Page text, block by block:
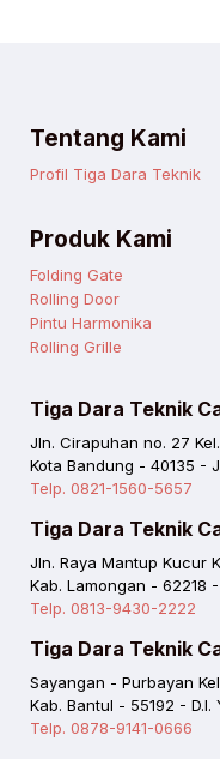
Tentang Kami
Profil Tiga Dara Teknik
Produk Kami
Folding Gate
Rolling Door
Pintu Harmonika
Rolling Grille
Tiga Dara Teknik
Jln. Cirapuhan no. 27
Kota Bandung - 40135 -
Telp. 0821-1560-5657
Tiga Dara Teknik
Jln. Raya Mantup Kucur
Kab. Lamongan - 62218
Telp. 0813-9430-2222
Tiga Dara Teknik
Sayangan - Purbayan
Kab. Bantul - 55192 -
Telp. 0878-9141-0666